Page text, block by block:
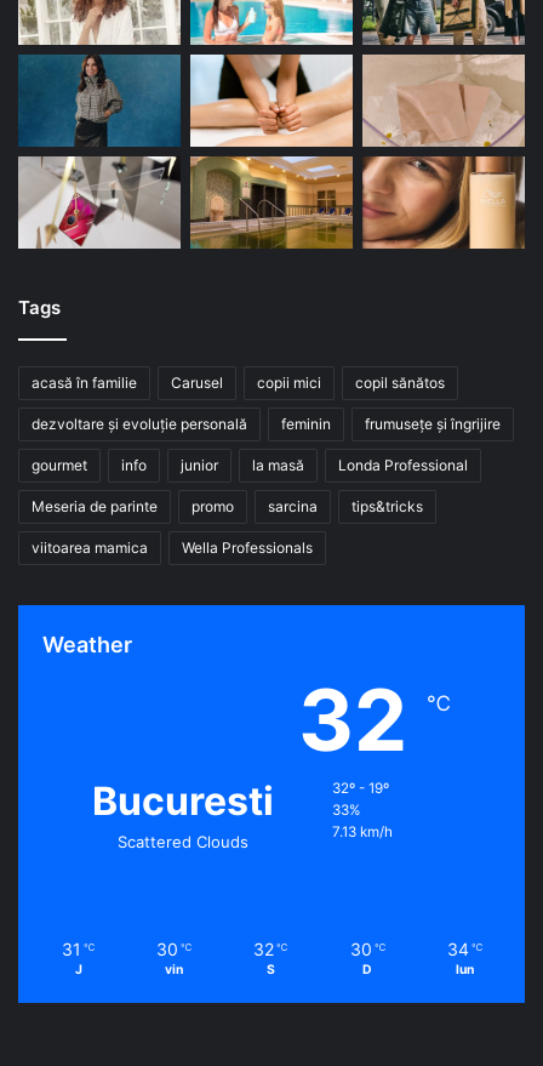
Tags
acasă în familie Carusel copii mici copil sănătos
dezvoltare și evoluție personală feminin frumusețe și îngrijire
gourmet info junior la masă Londa Professional
Meseria de parinte promo sarcina tips&tricks
viitoarea mamica Wella Professionals
Weather
Bucuresti
Scattered Clouds
32 ℃
32º - 19º
33%
7.13 km/h
31 ℃
J
30 ℃
vin
32 ℃
S
30 ℃
D
34 ℃
lun